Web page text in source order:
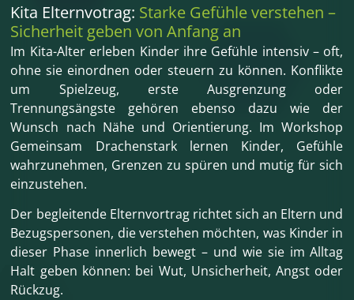
Kita Elternvotrag: Starke Gefühle verstehen –
Sicherheit geben von Anfang an
Im Kita-Alter erleben Kinder ihre Gefühle intensiv – oft,
ohne sie einordnen oder steuern zu können. Konflikte
um Spielzeug, erste Ausgrenzung oder
Trennungsängste gehören ebenso dazu wie der
Wunsch nach Nähe und Orientierung. Im Workshop
Gemeinsam Drachenstark lernen Kinder, Gefühle
wahrzunehmen, Grenzen zu spüren und mutig für sich
einzustehen.
Der begleitende Elternvortrag richtet sich an Eltern und
Bezugspersonen, die verstehen möchten, was Kinder in
dieser Phase innerlich bewegt – und wie sie im Alltag
Halt geben können: bei Wut, Unsicherheit, Angst oder
Rückzug.